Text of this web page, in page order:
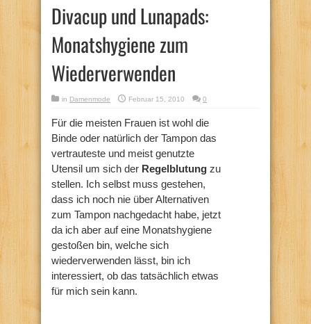
Divacup und Lunapads:
Monatshygiene zum
Wiederverwenden
in Damenmode Februar 15, 2010 0
Für die meisten Frauen ist wohl die
Binde oder natürlich der Tampon das
vertrauteste und meist genutzte
Utensil um sich der Regelblutung zu
stellen. Ich selbst muss gestehen,
dass ich noch nie über Alternativen
zum Tampon nachgedacht habe, jetzt
da ich aber auf eine Monatshygiene
gestoßen bin, welche sich
wiederverwenden lässt, bin ich
interessiert, ob das tatsächlich etwas
für mich sein kann.